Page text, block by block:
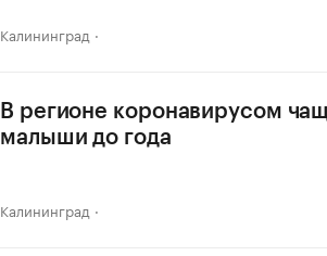
Калининград
В регионе коронавирусом
малыши до года
Калининград